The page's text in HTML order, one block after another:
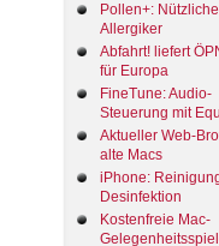
Pollen+:
Allergiker
Abfahrt! liefert
für Europa
FineTune: Audio-
Steuerung mit
Aktueller Web-
alte Macs
iPhone:
Desinfektion
Kostenfreie Mac-